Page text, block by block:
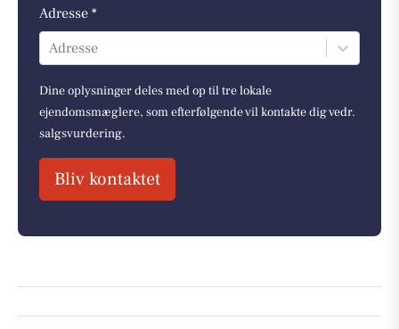
Adresse *
Adresse
Dine oplysninger deles med op til tre lokale
ejendomsmæglere, som efterfølgende vil kontakte dig vedr.
salgsvurdering.
Bliv kontaktet